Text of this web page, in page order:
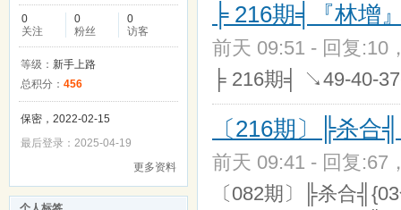
0
关注
0
粉丝
0
访客
等级： 新手上路
总积分： 456
保密，2022-02-15
最后登录：2025-04-19
更多资料
╞ 216期╡『林增
前天 09:51 - 回复:10
╞ 216期╡ ↘49-40-
〔216期〕╠杀合
前天 09:41 - 回复:67
〔082期〕╠杀合